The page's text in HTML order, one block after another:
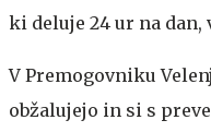
ki deluje 24 ur na dan,
V Premogovniku
obžalujejo in si s